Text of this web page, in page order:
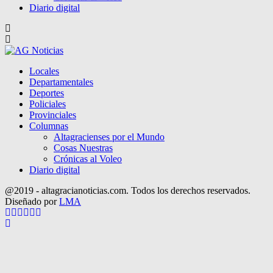
Diario digital
Locales
Departamentales
Deportes
Policiales
Provinciales
Columnas
Altagracienses por el Mundo
Cosas Nuestras
Crónicas al Voleo
Diario digital
@2019 - altagracianoticias.com. Todos los derechos reservados.
Diseñado porLMA
Facebook
Twitter
Instagram
Pinterest
Google